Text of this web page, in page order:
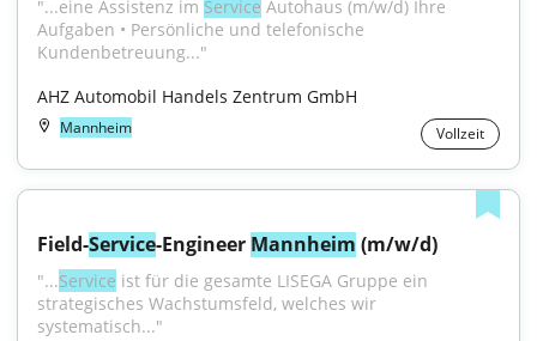
"...eine Assistenz im Service Autohaus (m/w/d) Ihre
Aufgaben • Persönliche und telefonische
Kundenbetreuung..."
AHZ Automobil Handels Zentrum GmbH
Mannheim Vollzeit
Field-Service-Engineer Mannheim (m/w/d)
"...Service ist für die gesamte LISEGA Gruppe ein
strategisches Wachstumsfeld, welches wir
systematisch..."